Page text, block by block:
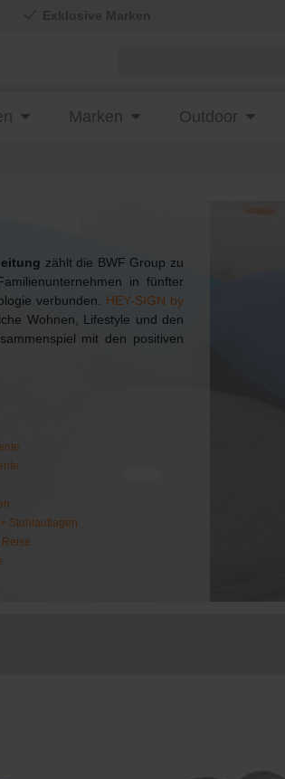
Marken Outdoor
zählt die BWF Group zu
in fünfter
verbunden. HEY-SIGN by
Wohnen, Lifestyle und den
mit den positiven
Stuhlauflagen